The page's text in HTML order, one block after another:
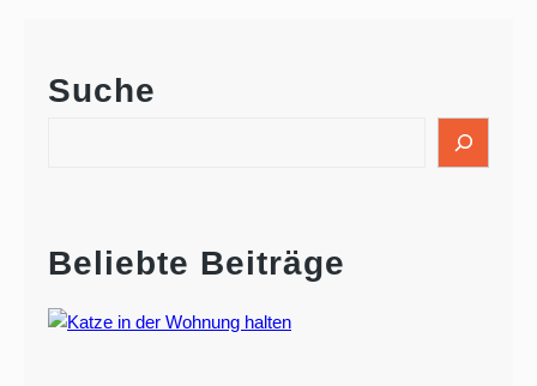
Suche
h
Beliebte Beiträge